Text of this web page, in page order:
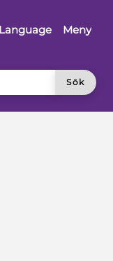
Language
Meny
Sök